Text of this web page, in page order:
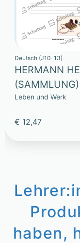
Deutsch (J10-13)
HERMANN
(SAMMLUNG)
Leben und Werk
€ 12,47
haben,